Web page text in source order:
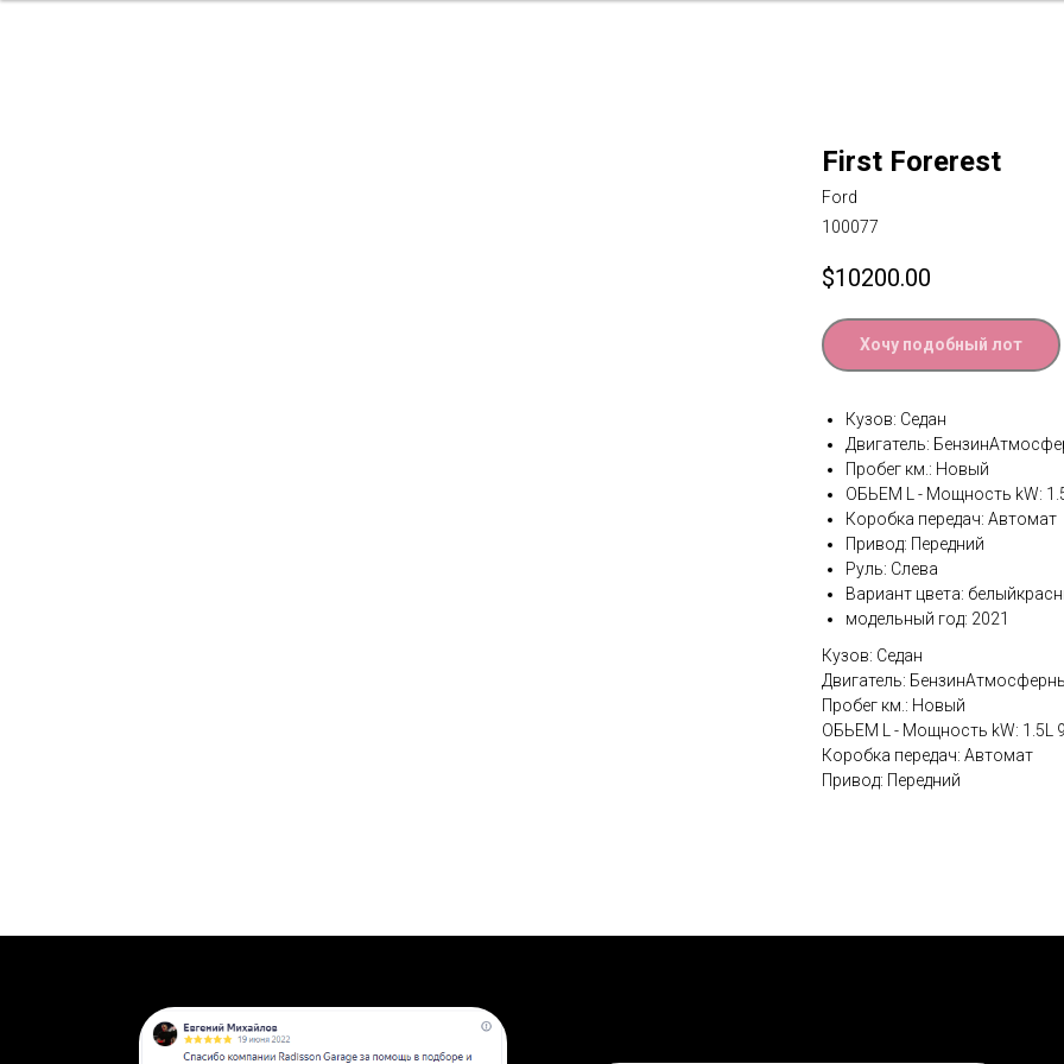
First Forerest
Ford
100077
$10200.00
Хочу подобный лот
Кузов: Седан
Двигатель:
Пробег км.: Новый
ОБЬЕМ L - Мощность kW:
Коробка передач: Автомат
Привод: Передний
Руль: Слева
Вариант цвета:
модельный год: 2021
Кузов: Седан
Двигатель:
Пробег км.: Новый
ОБЬЕМ L - Мощность kW: 1.5L
Коробка передач: Автомат
Привод: Передний